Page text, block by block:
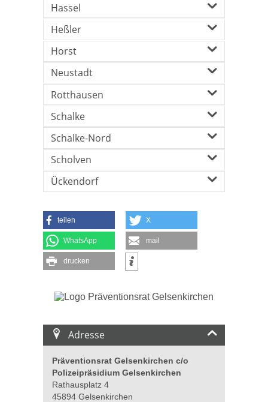
Hassel
Heßler
Horst
Neustadt
Rotthausen
Schalke
Schalke-Nord
Scholven
Ückendorf
teilen X
WhatsApp mail
drucken
Adresse
Präventionsrat Gelsenkirchen c/o
Polizeipräsidium Gelsenkirchen
Rathausplatz 4
45894 Gelsenkirchen